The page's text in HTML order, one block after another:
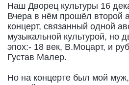
Наш Дворец культуры 16
Вчера в нём прошёл второй
концерт, связанный одной
музыкальной культурой, но
эпох:- 18 век, В.Моцарт, и
Густав Малер.
Но на концерте был мой